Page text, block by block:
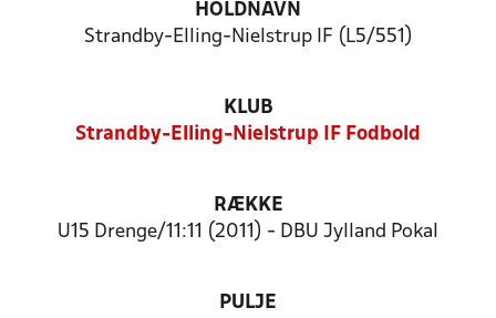
HOLDNAVN
Strandby-Elling-Nielstrup IF (L5/551)
KLUB
Strandby-Elling-Nielstrup IF Fodbold
RÆKKE
U15 Drenge/11:11 (2011) - DBU Jylland Pokal
PULJE